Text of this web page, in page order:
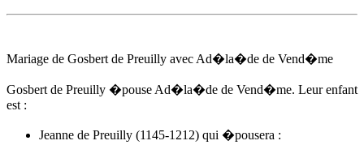
Mariage de Gosbert de Preuilly avec Ad�la�de de Vend�me
Gosbert de Preuilly �pouse Ad�la�de de Vend�me. Leur enfant
est :
Jeanne de Preuilly (1145-1212) qui �pousera :